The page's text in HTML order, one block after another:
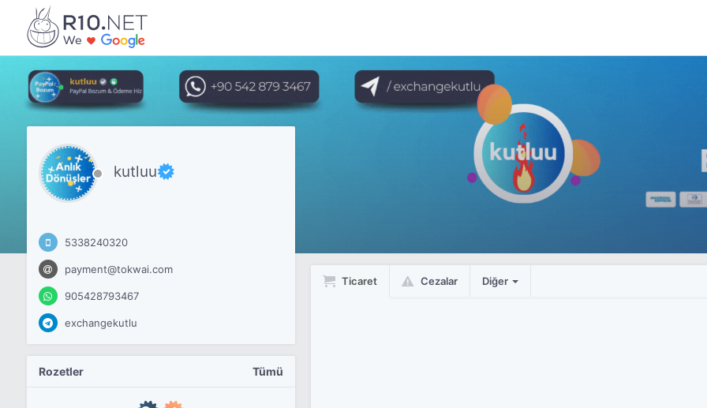
kutluu
5338240320
payment@tokwai.com
905428793467
exchangekutlu
Rozetler Tümü
Ticaret Cezalar Diğer